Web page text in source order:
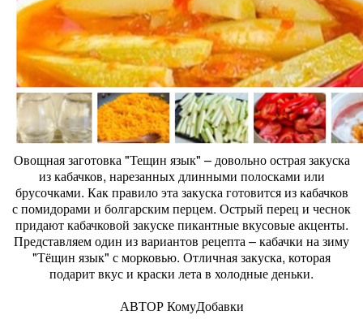
Овощная заготовка "Тещин язык" – довольно острая закуска
из кабачков, нарезанных длинными полосками или
брусочками. Как правило эта закуска готовится из кабачков
с помидорами и болгарским перцем. Острый перец и чеснок
придают кабачковой закуске пикантные вкусовые акценты.
Представляем один из вариантов рецепта – кабачки на зиму
"Тёщин язык" с морковью. Отличная закуска, которая
подарит вкус и краски лета в холодные деньки.
АВТОР КомуДобавки